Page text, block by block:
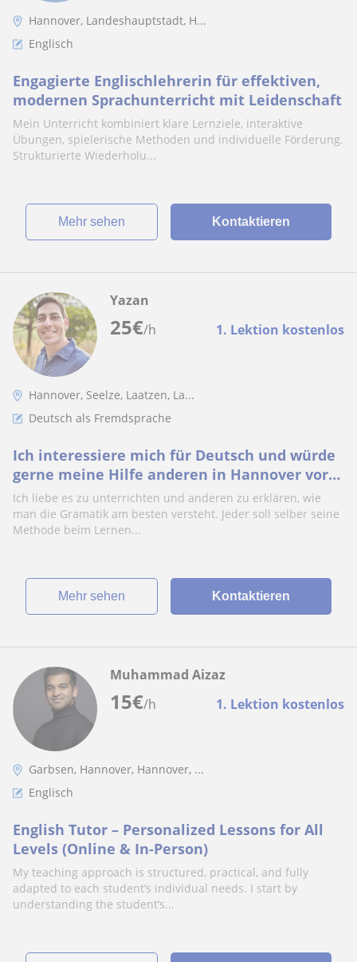
Hannover, Landeshauptstadt, H...
Englisch
Engagierte Englischlehrerin für effektiven,
modernen Sprachunterricht mit Leidenschaft
Mein Unterricht kombiniert klare Lernziele, interaktive
Übungen, spielerische Methoden und individuelle Förderung.
Strukturierte Wiederholu...
Mehr sehen Kontaktieren
25€/h 1. Lektion kostenlos
Yazan
Hannover, Seelze, Laatzen, La...
Deutsch als Fremdsprache
Ich interessiere mich für Deutsch und würde
gerne meine Hilfe anderen in Hannover vor
Ort oder Online Deutschland weit anbieten
Ich liebe es zu unterrichten und anderen zu erklären, wie
man die Gramatik am besten versteht. Jeder soll selber seine
Methode beim Lernen...
Mehr sehen Kontaktieren
15€/h 1. Lektion kostenlos
Muhammad Aizaz
Garbsen, Hannover, Hannover, ...
Englisch
English Tutor – Personalized Lessons for All
Levels (Online & In-Person)
My teaching approach is structured, practical, and fully
adapted to each student’s individual needs. I start by
understanding the student’s...